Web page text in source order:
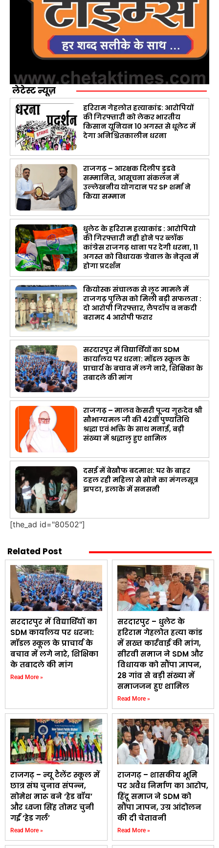
लेटेस्ट न्यूज़
हरिराम गेहलोत हत्याकांड: आरोपियों
की गिरफ्तारी को लेकर भारतीय
किसान यूनियन 10 अगस्त से धूलेट में
देगा अनिश्चितकालीन धरना
राजगढ़ – आरक्षक दिलीप डुडवे
सम्मानित, आसूचना संकलन में
उल्लेखनीय योगदान पर SP शर्मा ने
किया सम्मान
धुलेट के हरिराम हत्याकांड : आरोपियो
की गिरफ्तारी नही होने पर ब्लॉक
कांग्रेस राजगढ़ थाना पर देगी धरना, 11
अगस्त को विधायक ग्रेवाल के नेतृत्व में
होगा प्रदर्शन
कियोस्क संचालक से लूट मामले में
राजगढ़ पुलिस को मिली बड़ी सफलता :
दो आरोपी गिरफ्तार, लैपटॉप व नकदी
बरामद 4 आरोपी फरार
सरदारपुर में विद्यार्थियों का SDM
कार्यालय पर धरना: मॉडल स्कूल के
प्राचार्य के बचाव में लगे नारे, शिक्षिका के
तबादले की मांग
राजगढ़ – मालव केसरी पूज्य गुरुदेव श्री
सौभाग्यमल जी की 42वीं पुण्यतिथि
श्रद्धा एवं भक्ति के साथ मनाई, बड़ी
संख्या में श्रद्धालु हुए शामिल
दसई में बेखौफ बदमाश: घर के बाहर
टहल रही महिला से सोने का मंगलसूत्र
झपटा, इलाके में सनसनी
[the_ad id="80502"]
Related Post
सरदारपुर में विद्यार्थियों का
SDM कार्यालय पर धरना:
मॉडल स्कूल के प्राचार्य के
बचाव में लगे नारे, शिक्षिका
के तबादले की मांग
Read More »
सरदारपुर – धुलेट के
हरिराम गेहलोत हत्या कांड
में सख्त कार्रवाई की मांग,
सीरवी समाज ने SDM और
विधायक को सौंपा ज्ञापन,
28 गांव से बड़ी संख्या में
समाजजन हुए शामिल
Read More »
राजगढ़ – न्यू टैलेंट स्कूल में
छात्र संघ चुनाव संपन्न,
सोमेश मारू बने ‘हेड बॉय’
और ध्वजा सिंह तोमर चुनी
गईं ‘हेड गर्ल’
Read More »
राजगढ़ – शासकीय भूमि
पर अवैध निर्माण का आरोप,
हिंदू समाज ने SDM को
सौंपा ज्ञापन, उग्र आंदोलन
की दी चेतावनी
Read More »